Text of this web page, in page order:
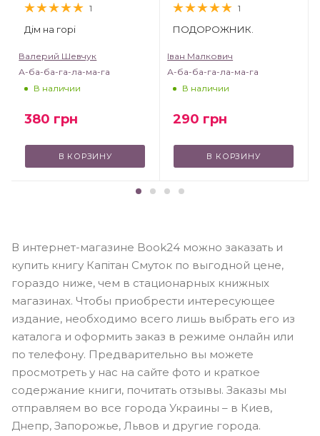
1
Дім на горі
Валерий Шевчук
А-ба-ба-га-ла-ма-га
В наличии
380 грн
В КОРЗИНУ
1
ПОДОРОЖНИК.
Іван Малкович
А-ба-ба-га-ла-ма-га
В наличии
290 грн
В КОРЗИНУ
В интернет-магазине Book24 можно заказать и
купить книгу Капітан Смуток по выгодной цене,
гораздо ниже, чем в стационарных книжных
магазинах. Чтобы приобрести интересующее
издание, необходимо всего лишь выбрать его из
каталога и оформить заказ в режиме онлайн или
по телефону. Предварительно вы можете
просмотреть у нас на сайте фото и краткое
содержание книги, почитать отзывы. Заказы мы
отправляем во все города Украины – в Киев,
Днепр, Запорожье, Львов и другие города.